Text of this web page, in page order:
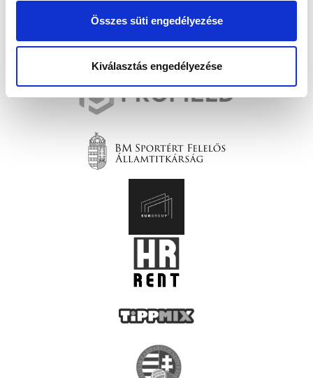
Összes süti engedélyezése
Kiválasztás engedélyezése